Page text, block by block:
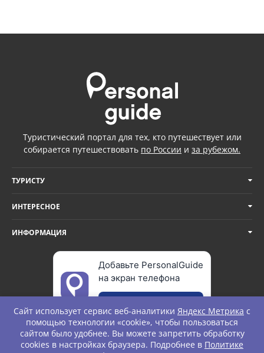
Туристический портал для тех, кто путешествует или
собирается путешествовать по России и за рубежом.
ТУРИСТУ
ИНТЕРЕСНОЕ
ИНФОРМАЦИЯ
Добавьте PersonalGuide
на экран телефона
© Personal Guide. All rights Reserved.
Сайт использует сервис веб-аналитики Яндекс Метрика с
помощью технологии «cookie», чтобы пользоваться
сайтом было удобнее. Вы можете запретить обработку
cookies в настройках браузера. Подробнее в Политике